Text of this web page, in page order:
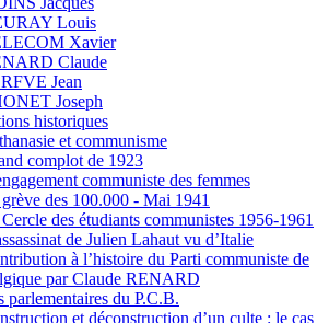
Louis
Xavier
Claude
Jean
Joseph
historiques
et communisme
complot de 1923
communiste des femmes
des 100.000 - Mai 1941
des étudiants communistes 1956-1961
de Julien Lahaut vu d’Italie
à l’histoire du Parti communiste de
par Claude RENARD
parlementaires du P.C.B.
et déconstruction d’un culte : le cas